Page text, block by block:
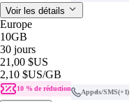
Voir les détails
Europe
10GB
30 jours
21,00 $US
2,10 $US/GB
10 % de réduction Appels/SMS(+1)